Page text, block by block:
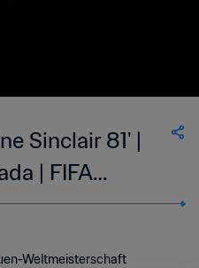
Sinclair 81' |
| FIFA
Weltmeisterschaft